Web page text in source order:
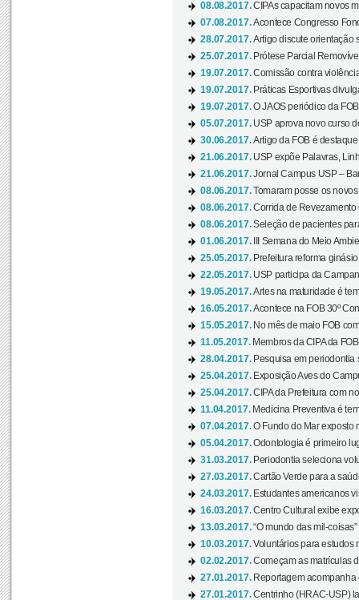
08.08.2017.CIPAs capacitam novos
07.08.2017.Acontece Congresso
28.07.2017.Artigo discute orientação
25.07.2017. Prótese Parcial
19.07.2017.Comissão contra
19.07.2017. Práticas Esportivas
19.07.2017.O JAOS periódico da
05.07.2017. USP aprova novo curso
30.06.2017.Artigo da FOB é
21.06.2017. USP expõe Palavras,
21.06.2017.Jornal Campus USP –
08.06.2017.Tomaram posse os
08.06.2017.Corrida de Revezamento
08.06.2017.Seleção de pacientes
01.06.2017.
III Semana do Meio
25.05.2017. Prefeitura reforma
22.05.2017. USP participa da
19.05.2017.Artes na maturidade é
16.05.2017.Acontece na FOB 30º
15.05.2017. No mês de maio FOB
11.05.2017. Membros da CIPA da
28.04.2017. Pesquisa em periodontia
25.04.2017. Exposição Aves do
25.04.2017.CIPA da Prefeitura com
11.04.2017. Medicina Preventiva é
07.04.2017.O Fundo do Mar exposto
05.04.2017.Odontologia é primeiro
31.03.2017. Periodontia seleciona
27.03.2017.Cartão Verde para a
24.03.2017. Estudantes americanos
16.03.2017.Centro Cultural exibe
13.03.2017.“O mundo das mil-
10.03.2017.Voluntários para estudos
02.02.2017.Começam as matrículas
27.01.2017. Reportagem
27.01.2017.Centrinho (HRAC-USP)